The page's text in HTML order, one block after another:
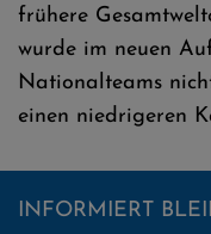
frühere
wurde im neuen
Nationalteams
einen niedrigeren
INFORMIERT